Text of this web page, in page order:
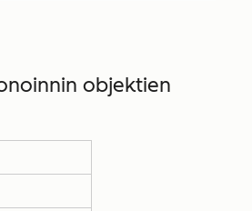
objektien